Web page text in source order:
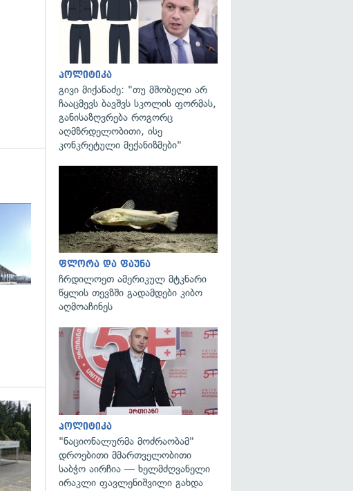
გადახედვა
პოლიტიკა
გივი მიქანაძე: "თუ მშობელი არ
ჩააცმევს ბავშვს სკოლის ფორმას,
განისაზღვრება როგორც
აღმზრდელობითი, ისე
კონკრეტული მექანიზმები"
ფლორა და ფაუნა
ჩრდილოეთ ამერიკულ მტკნარი
წყლის თევზში გადამდები კიბო
აღმოაჩინეს
პოლიტიკა
"ნაციონალურმა მოძრაობამ"
დროებითი მმართველობითი
საბჭო აირჩია — ხელმძღვანელი
ირაკლი ფავლენიშვილი გახდა